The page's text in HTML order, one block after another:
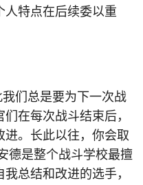
人特点在后续委以重
们总是要为下一次战
在每次战斗结束后，
进。长此以往，你会取
德是整个战斗学校最擅
总结和改进的选手，